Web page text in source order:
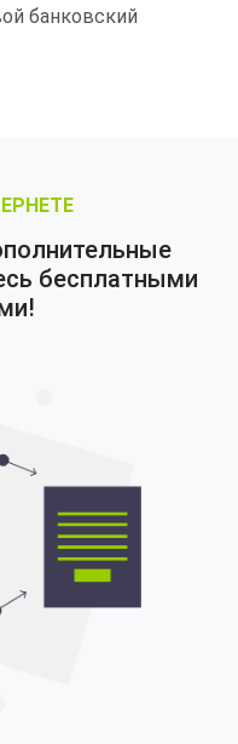
банковский
бесплатными